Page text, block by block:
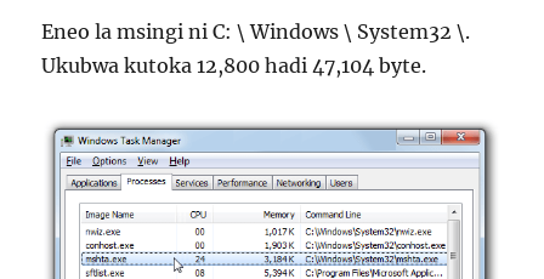
Eneo la msingi ni C: \ Windows \ System32 \.
Ukubwa kutoka 12,800 hadi 47,104 byte.